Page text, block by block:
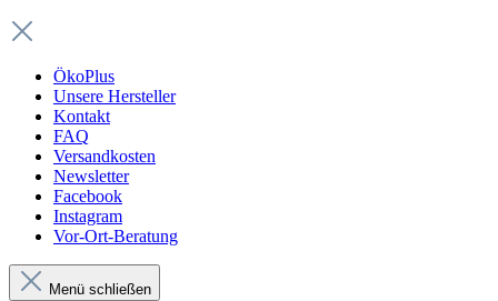
ÖkoPlus
Unsere Hersteller
Kontakt
FAQ
Versandkosten
Newsletter
Facebook
Instagram
Vor-Ort-Beratung
Menü schließen